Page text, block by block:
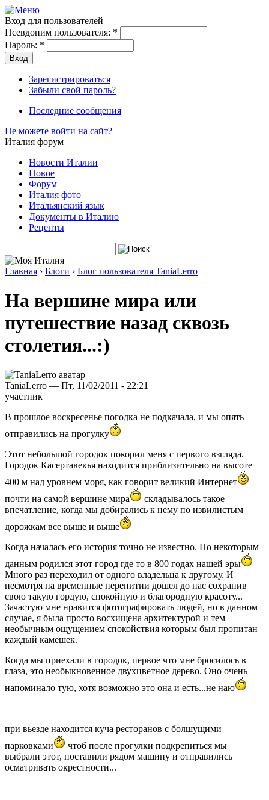
Вход для пользователей
Псевдоним пользователя: *
Пароль: *
Зарегистрироваться
Забыли свой пароль?
Последние сообщения
Не можете войти на сайт?
Италия форум
Новости Италии
Новое
Форум
Италия фото
Итальянский язык
Документы в Италию
Рецепты
Главная › Блоги › Блог пользователя TaniaLerro
На вершине мира или
путешествие назад сквозь
столетия...:)
TaniaLerro — Пт, 11/02/2011 - 22:21
участник
В прошлое воскресенье погодка не подкачала, и мы опять
отправились на прогулку
Этот небольшой городок покорил меня с первого взгляда.
Городок Касертавекья находится приблизительно на высоте
400 м над уровнем моря, как говорит великий Интернет
почти на самой вершине мира
складывалось такое
впечатление, когда мы добирались к нему по извилистым
дорожкам все выше и выше
Когда началась его история точно не известно. По некоторым
данным родился этот город где то в 800 годах нашей эры
Много раз переходил от одного владельца к другому. И
несмотря на временные перепитии дошел до нас сохранив
свою такую гордую, спокойную и благородную красоту...
Зачастую мне нравится фотографировать людей, но в данном
случае, я была просто восхищена архитектурой и тем
необычным ощущением спокойствия которым был пропитан
каждый камешек.
Когда мы приехали в городок, первое что мне бросилось в
глаза, это необыкновенное двухцветное дерево. Оно очень
напоминало тую, хотя возможно это она и есть...не наю
при вьезде находится куча ресторанов с болшущими
парковками
чтоб после прогулки подкрепиться мы
выбрали этот, поставили рядом машину и отправились
осматривать окрестности...